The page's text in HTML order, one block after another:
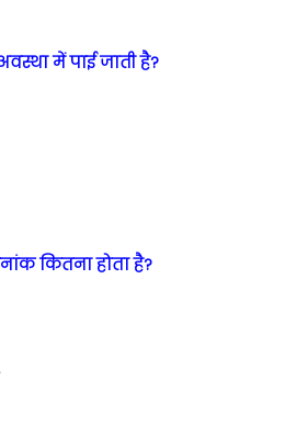
में पाई जाती है?
कितना होता है?